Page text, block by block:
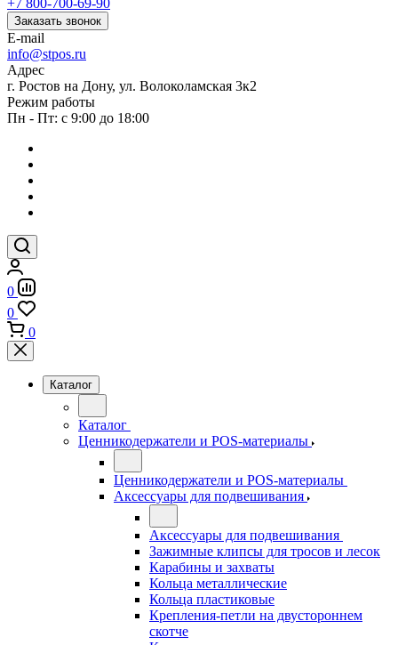
+7 800-700-69-90
Заказать звонок
E-mail
info@stpos.ru
Адрес
г. Ростов на Дону, ул. Волоколамская 3к2
Режим работы
Пн - Пт: с 9:00 до 18:00
0
0
0
Каталог
Каталог
Ценникодержатели и POS-материалы
Ценникодержатели и POS-материалы
Аксессуары для подвешивания
Аксессуары для подвешивания
Зажимные клипсы для тросов и лесок
Карабины и захваты
Кольца металлические
Кольца пластиковые
Крепления-петли на двустороннем
скотче